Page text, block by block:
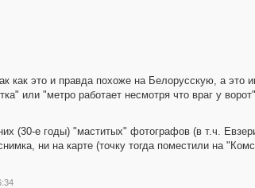
как это и правда похоже на Белорусскую, а это
или "метро работает несмотря что враг у
(30-е годы) "маститых" фотографов (в т.ч.
ни на карте (точку тогда поместили на